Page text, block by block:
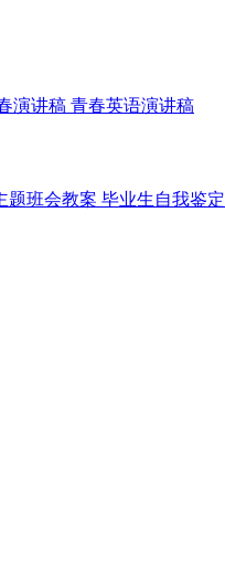
演讲稿 青春英语演讲稿
题班会教案 毕业生自我鉴定